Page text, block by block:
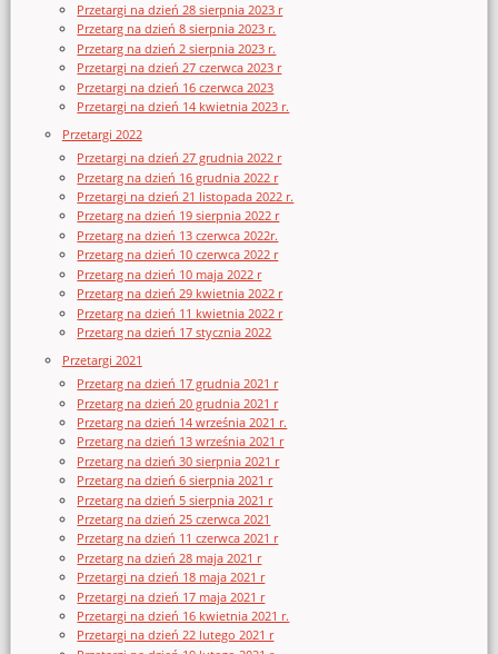
Przetargi na dzień 28 sierpnia 2023 r
Przetarg na dzień 8 sierpnia 2023 r.
Przetarg na dzień 2 sierpnia 2023 r.
Przetargi na dzień 27 czerwca 2023 r
Przetargi na dzień 16 czerwca 2023
Przetargi na dzień 14 kwietnia 2023 r.
Przetargi 2022
Przetargi na dzień 27 grudnia 2022 r
Przetarg na dzień 16 grudnia 2022 r
Przetargi na dzień 21 listopada 2022 r.
Przetarg na dzień 19 sierpnia 2022 r
Przetarg na dzień 13 czerwca 2022r.
Przetarg na dzień 10 czerwca 2022 r
Przetarg na dzień 10 maja 2022 r
Przetarg na dzień 29 kwietnia 2022 r
Przetarg na dzień 11 kwietnia 2022 r
Przetarg na dzień 17 stycznia 2022
Przetargi 2021
Przetarg na dzień 17 grudnia 2021 r
Przetarg na dzień 20 grudnia 2021 r
Przetarg na dzień 14 września 2021 r.
Przetarg na dzień 13 września 2021 r
Przetarg na dzień 30 sierpnia 2021 r
Przetarg na dzień 6 sierpnia 2021 r
Przetarg na dzień 5 sierpnia 2021 r
Przetarg na dzień 25 czerwca 2021
Przetarg na dzień 11 czerwca 2021 r
Przetarg na dzień 28 maja 2021 r
Przetargi na dzień 18 maja 2021 r
Przetargi na dzień 17 maja 2021 r
Przetargi na dzień 16 kwietnia 2021 r.
Przetargi na dzień 22 lutego 2021 r